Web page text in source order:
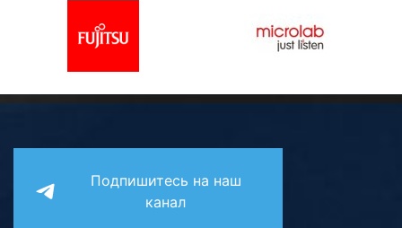
Подпишитесь на наш
канал